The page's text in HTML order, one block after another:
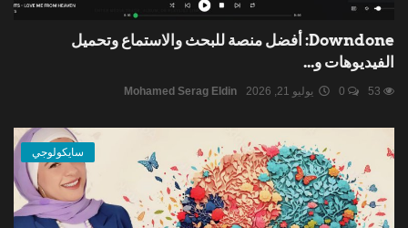
Downdone: أفضل منصة للبحث والاستماع وتحميل
الفيديوهات و...
Mohamed Serag Eldin يوليو 21, 2026
سايكولوجي